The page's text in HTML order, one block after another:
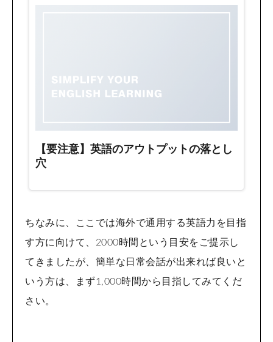
ちなみに、ここでは海外で通用する英語力を目指
す方に向けて、2000時間という目安をご提示し
てきましたが、簡単な日常会話が出来れば良いと
いう方は、まず1,000時間から目指してみてくだ
さい。